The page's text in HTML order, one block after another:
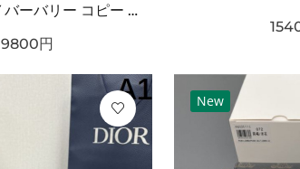
BURBERRY バーバリー コピー マフラー ライトブルー×グレー配色 ワンポイント騎士刺繍 フリンジ仕上げ 柔らかウール素材 上品な印象
9800円
New